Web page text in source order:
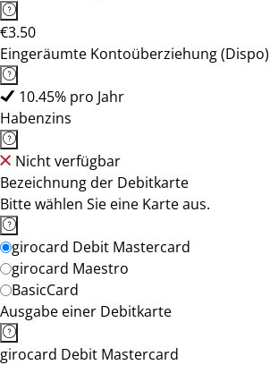
€3.50
Eingeräumte Kontoüberziehung (Dispo)
10.45% pro Jahr
Habenzins
Nicht verfügbar
Bezeichnung der Debitkarte
Bitte wählen Sie eine Karte aus.
girocard Debit Mastercard
girocard Maestro
BasicCard
Ausgabe einer Debitkarte
girocard Debit Mastercard